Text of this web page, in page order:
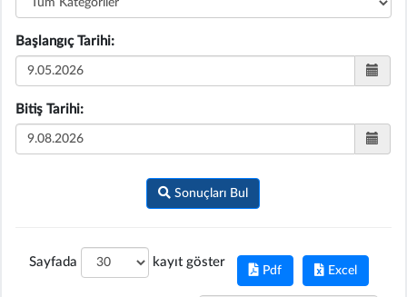
Başlangıç Tarihi:
Bitiş Tarihi:
Sonuçları Bul
Pdf Excel
Sayfada kayıt göster